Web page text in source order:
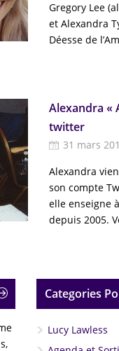
Gregory Lee
et Alexandra
Déesse de
Alexandra «
twitter
31 mars
Alexandra
son compte
elle enseigne
depuis 2005.
Categories
Lucy Lawless